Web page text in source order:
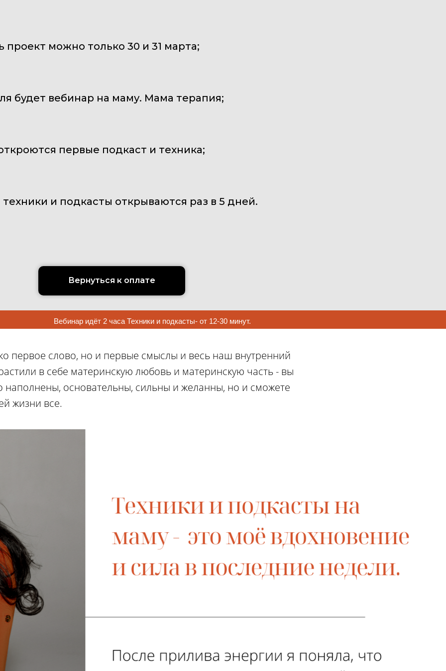
проект можно только 30 и 31 марта;
будет вебинар на маму. Мама терапия;
первые подкаст и техника;
и подкасты открываются раз в 5 дней.
Вернуться к оплате
Вебинар идёт 2 часа Техники и подкасты- от 12-30 минут.
первое слово, но и первые смыслы и весь наш внутренний
в себе материнскую любовь и материнскую часть - вы
наполнены, основательны, сильны и желанны, но и сможете
жизни все.